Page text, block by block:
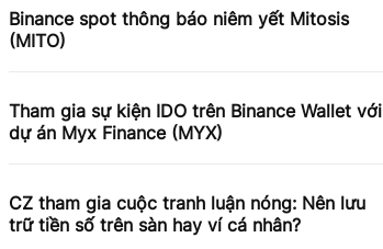
Binance spot thông báo niêm yết Mitosis
(MITO)
Tham gia sự kiện IDO trên Binance Wallet với
dự án Myx Finance (MYX)
CZ tham gia cuộc tranh luận nóng: Nên lưu
trữ tiền số trên sàn hay ví cá nhân?